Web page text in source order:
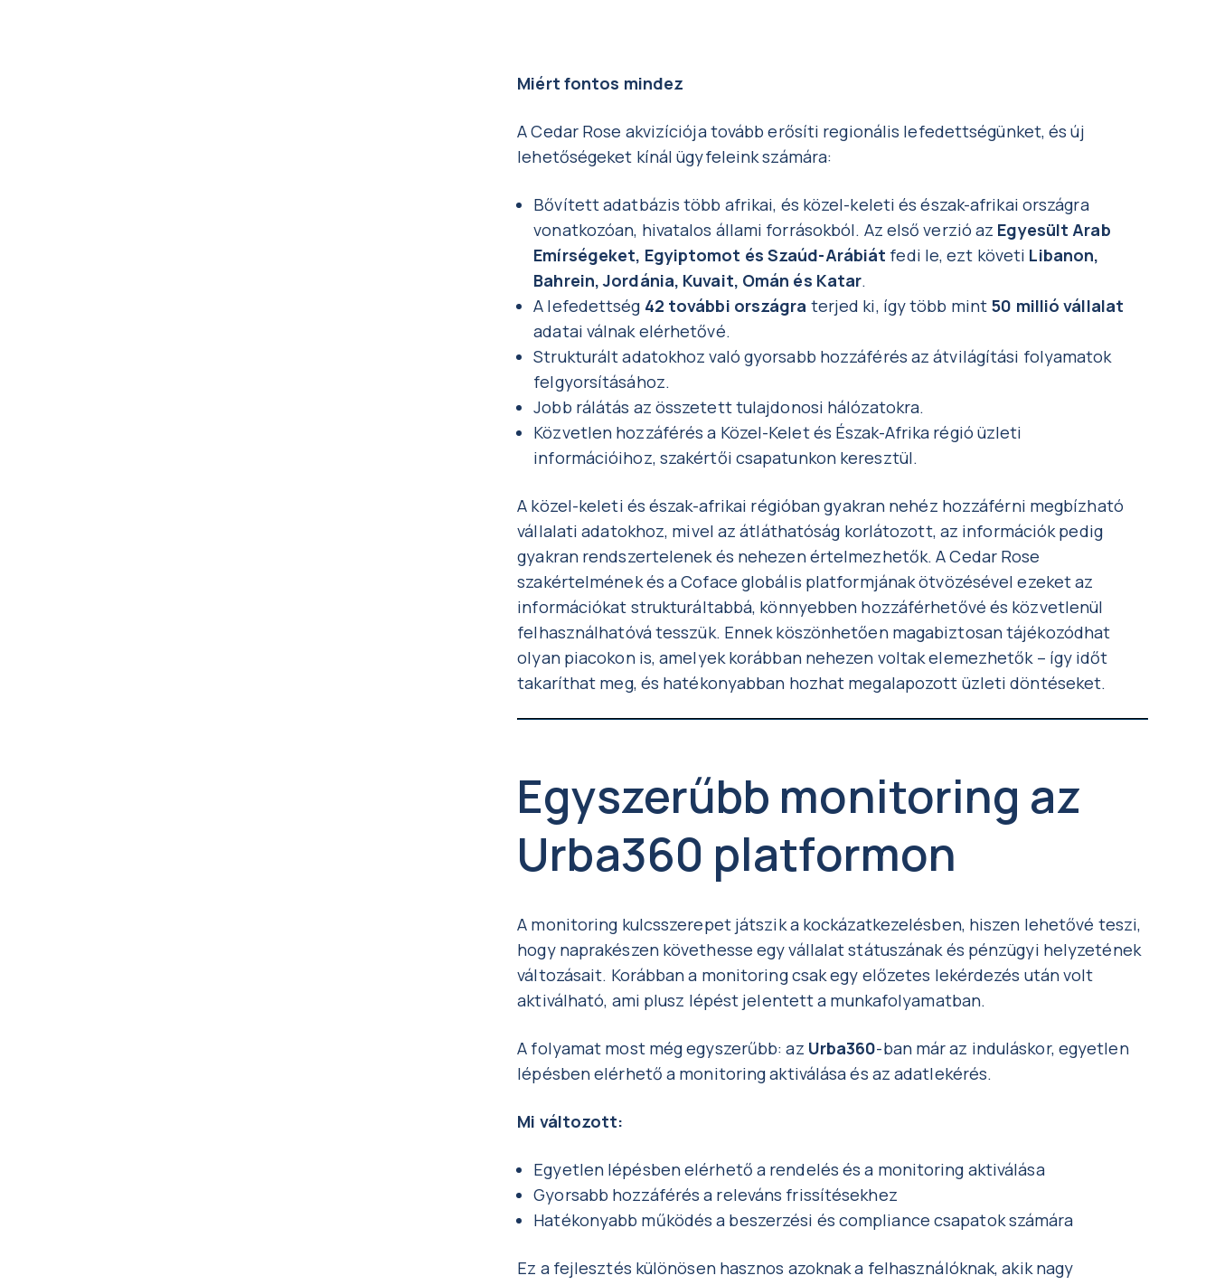
Miért fontos mindez
A Cedar Rose akvizíciója tovább erősíti regionális lefedettségünket, és új
lehetőségeket kínál ügyfeleink számára:
Bővített adatbázis több afrikai, és közel-keleti és észak-afrikai országra
vonatkozóan, hivatalos állami forrásokból. Az első verzió az Egyesült Arab
Emírségeket, Egyiptomot és Szaúd-Arábiát fedi le, ezt követi Libanon,
Bahrein, Jordánia, Kuvait, Omán és Katar.
A lefedettség 42 további országra terjed ki, így több mint 50 millió vállalat
adatai válnak elérhetővé.
Strukturált adatokhoz való gyorsabb hozzáférés az átvilágítási folyamatok
felgyorsításához.
Jobb rálátás az összetett tulajdonosi hálózatokra.
Közvetlen hozzáférés a Közel-Kelet és Észak-Afrika régió üzleti
információihoz, szakértői csapatunkon keresztül.
A közel-keleti és észak-afrikai régióban gyakran nehéz hozzáférni megbízható
vállalati adatokhoz, mivel az átláthatóság korlátozott, az információk pedig
gyakran rendszertelenek és nehezen értelmezhetők. A Cedar Rose
szakértelmének és a Coface globális platformjának ötvözésével ezeket az
információkat strukturáltabbá, könnyebben hozzáférhetővé és közvetlenül
felhasználhatóvá tesszük. Ennek köszönhetően magabiztosan tájékozódhat
olyan piacokon is, amelyek korábban nehezen voltak elemezhetők – így időt
takaríthat meg, és hatékonyabban hozhat megalapozott üzleti döntéseket.
Egyszerűbb monitoring az
Urba360 platformon
A monitoring kulcsszerepet játszik a kockázatkezelésben, hiszen lehetővé teszi,
hogy naprakészen követhesse egy vállalat státuszának és pénzügyi helyzetének
változásait. Korábban a monitoring csak egy előzetes lekérdezés után volt
aktiválható, ami plusz lépést jelentett a munkafolyamatban.
A folyamat most még egyszerűbb: az Urba360-ban már az induláskor, egyetlen
lépésben elérhető a monitoring aktiválása és az adatlekérés.
Mi változott:
Egyetlen lépésben elérhető a rendelés és a monitoring aktiválása
Gyorsabb hozzáférés a releváns frissítésekhez
Hatékonyabb működés a beszerzési és compliance csapatok számára
Ez a fejlesztés különösen hasznos azoknak a felhasználóknak, akik nagy